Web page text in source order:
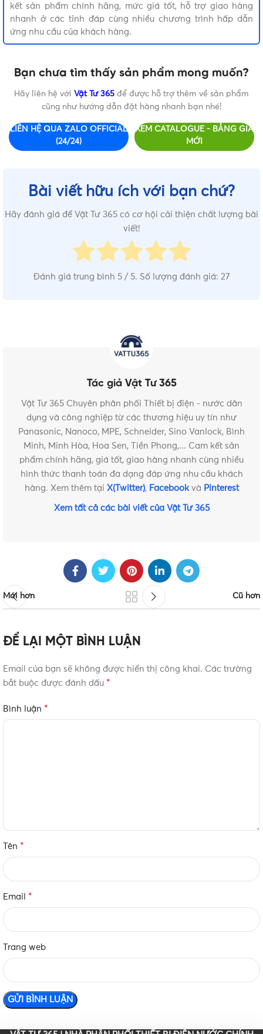
kết sản phẩm chính hãng, mức giá tốt, hỗ trợ giao hàng
nhanh ở các tỉnh đáp cùng nhiều chương trình hấp dẫn
ứng nhu cầu của khách hàng.
Bạn chưa tìm thấy sản phẩm mong muốn?
Hãy liên hệ với Vật Tư 365 để được hỗ trợ thêm về sản phẩm
cũng như hướng dẫn đặt hàng nhanh bạn nhé!
LIÊN HỆ QUA ZALO OFFICIAL
(24/24)
XEM CATALOGUE - BẢNG GIÁ
MỚI
Bài viết hữu ích với bạn chứ?
Hãy đánh giá để Vật Tư 365 có cơ hội cải thiện chất lượng bài
viết!
Đánh giá trung bình 5 / 5. Số lượng đánh giá: 27
Tác giả Vật Tư 365
Vật Tư 365 Chuyên phân phối Thiết bị điện - nước dân
dụng và công nghiệp từ các thương hiệu uy tín như
Panasonic, Nanoco, MPE, Schneider, Sino Vanlock, Bình
Minh, Minh Hòa, Hoa Sen, Tiền Phong,... Cam kết sản
phẩm chính hãng, giá tốt, giao hàng nhanh cùng nhiều
hình thức thanh toán đa dạng đáp ứng nhu cầu khách
hàng. Xem thêm tại X(Twitter), Facebookvà Pinterest
Xem tất cả các bài viết của Vật Tư 365
Mới hơn Cũ hơn
ĐỂ LẠI MỘT BÌNH LUẬN
Email của bạn sẽ không được hiển thị công khai. Các trường
bắt buộc được đánh dấu *
Bình luận *
Tên *
Email *
Trang web